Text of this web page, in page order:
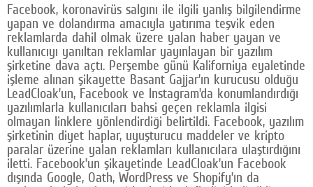
Yazarlar
Künye
SOSYAL MEDYA
Facebook
Twitter
Google Plus
© 2026 TÜM HAKLARI SAKLIDIR
Facebook, koronavirüs salgını ile ilgili yanlış bilgilendirme
yapan ve dolandırma amacıyla yatırıma teşvik eden
reklamlarda dahil olmak üzere yalan haber yayan ve
kullanıcıyı yanıltan reklamlar yayınlayan bir yazılım
şirketine dava açtı. Perşembe günü Kaliforniya eyaletinde
işleme alınan şikayette Basant Gajjar’ın kurucusu olduğu
LeadCloak’un, Facebook ve Instagram’da konumlandırdığı
yazılımlarla kullanıcıları bahsi geçen reklamla ilgisi
olmayan linklere yönlendirdiği belirtildi. Facebook, yazılım
şirketinin diyet haplar, uyuşturucu maddeler ve kripto
paralar üzerine yalan reklamları kullanıcılara ulaştırdığını
iletti. Facebook’un şikayetinde LeadCloak’un Facebook
dışında Google, Oath, WordPress ve Shopify’ın da